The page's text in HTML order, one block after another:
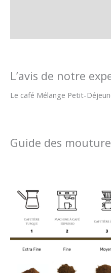
L’avis de notre
Le café Mélange Petit-
Guide des